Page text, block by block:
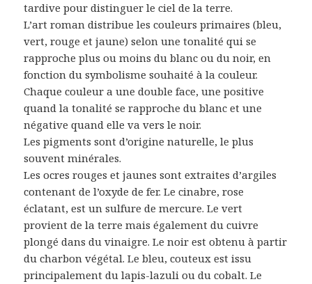
tardive pour distinguer le ciel de la terre.
L’art roman distribue les couleurs primaires (bleu,
vert, rouge et jaune) selon une tonalité qui se
rapproche plus ou moins du blanc ou du noir, en
fonction du symbolisme souhaité à la couleur.
Chaque couleur a une double face, une positive
quand la tonalité se rapproche du blanc et une
négative quand elle va vers le noir.
Les pigments sont d’origine naturelle, le plus
souvent minérales.
Les ocres rouges et jaunes sont extraites d’argiles
contenant de l’oxyde de fer. Le cinabre, rose
éclatant, est un sulfure de mercure. Le vert
provient de la terre mais également du cuivre
plongé dans du vinaigre. Le noir est obtenu à partir
du charbon végétal. Le bleu, couteux est issu
principalement du lapis-lazuli ou du cobalt. Le